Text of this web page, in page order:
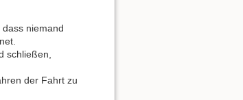
niemand
schließen,
der Fahrt zu